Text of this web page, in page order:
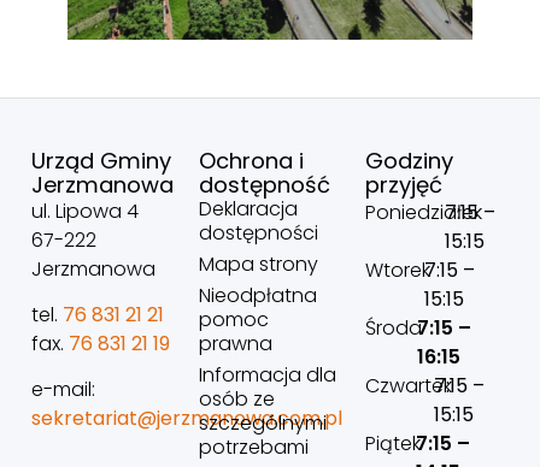
Urząd Gminy
Jerzmanowa
ul. Lipowa 4
67-222
Jerzmanowa
tel. 76 831 21 21
fax. 76 831 21 19
e-mail:
sekretariat@jerzmanowa.com.pl
Ochrona i
dostępność
Deklaracja
dostępności
Mapa strony
Nieodpłatna
pomoc
prawna
Informacja dla
osób ze
szczególnymi
potrzebami
Godziny
przyjęć
Poniedziałek
7:15 –
15:15
Wtorek7:15 –
15:15
Środa7:15 –
16:15
Czwartek7:15 –
15:15
Piątek7:15 –